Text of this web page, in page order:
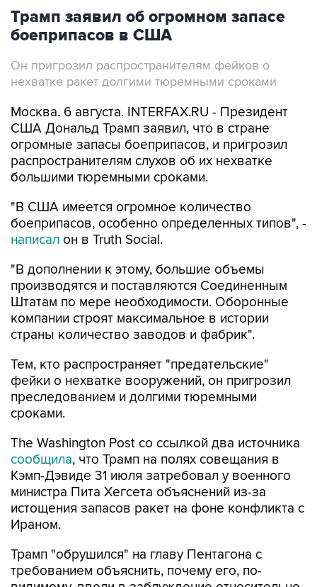
Трамп заявил об огромном запасе
боеприпасов в США
Он пригрозил распространителям фейков о
нехватке ракет долгими тюремными сроками
Москва. 6 августа. INTERFAX.RU - Президент
США Дональд Трамп заявил, что в стране
огромные запасы боеприпасов, и пригрозил
распространителям слухов об их нехватке
большими тюремными сроками.
"В США имеется огромное количество
боеприпасов, особенно определенных типов", -
написал он в Truth Social.
"В дополнении к этому, большие объемы
производятся и поставляются Соединенным
Штатам по мере необходимости. Оборонные
компании строят максимальное в истории
страны количество заводов и фабрик".
Тем, кто распространяет "предательские"
фейки о нехватке вооружений, он пригрозил
преследованием и долгими тюремными
сроками.
The Washington Post со ссылкой два источника
сообщила, что Трамп на полях совещания в
Кэмп-Дэвиде 31 июля затребовал у военного
министра Пита Хегсета объяснений из-за
истощения запасов ракет на фоне конфликта с
Ираном.
Трамп "обрушился" на главу Пентагона с
требованием объяснить, почему его, по-